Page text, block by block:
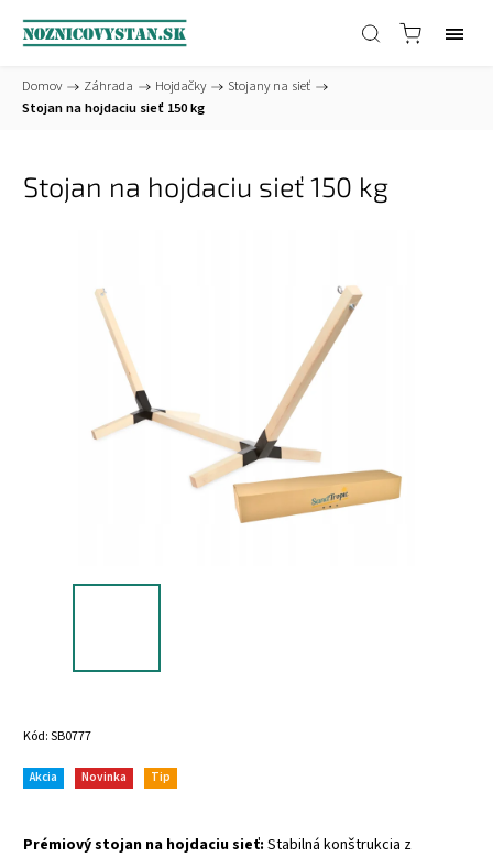
Domov / Záhrada / Hojdačky / Stojany na sieť /
Stojan na hojdaciu sieť 150 kg
Stojan na hojdaciu sieť 150 kg
Kód:SB0777
Akcia Novinka Tip
Prémiový stojan na hojdaciu sieť: Stabilná konštrukcia z